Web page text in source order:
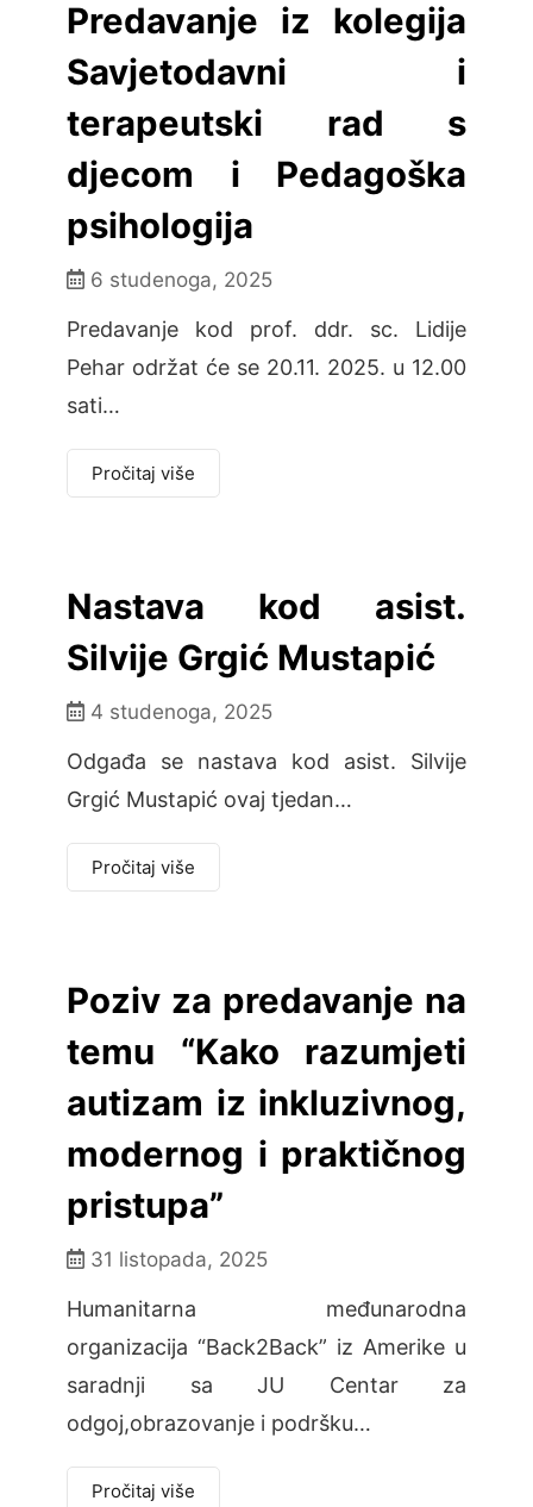
Predavanje iz kolegija
Savjetodavni i
terapeutski rad s
djecom i Pedagoška
psihologija
6 studenoga, 2025
Predavanje kod prof. ddr. sc. Lidije
Pehar održat će se 20.11. 2025. u 12.00
sati…
Pročitaj više
Nastava kod asist.
Silvije Grgić Mustapić
4 studenoga, 2025
Odgađa se nastava kod asist. Silvije
Grgić Mustapić ovaj tjedan…
Pročitaj više
Poziv za predavanje na
temu “Kako razumjeti
autizam iz inkluzivnog,
modernog i praktičnog
pristupa”
31 listopada, 2025
Humanitarna međunarodna
organizacija “Back2Back” iz Amerike u
saradnji sa JU Centar za
odgoj,obrazovanje i podršku…
Pročitaj više